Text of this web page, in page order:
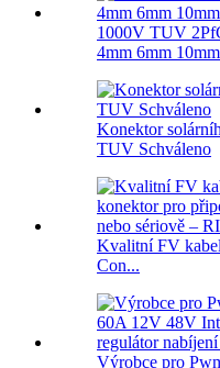
1000V TUV
4mm 6mm
Konektor
TUV Schváleno
Kvalitní FV
Con...
Výrobce pro